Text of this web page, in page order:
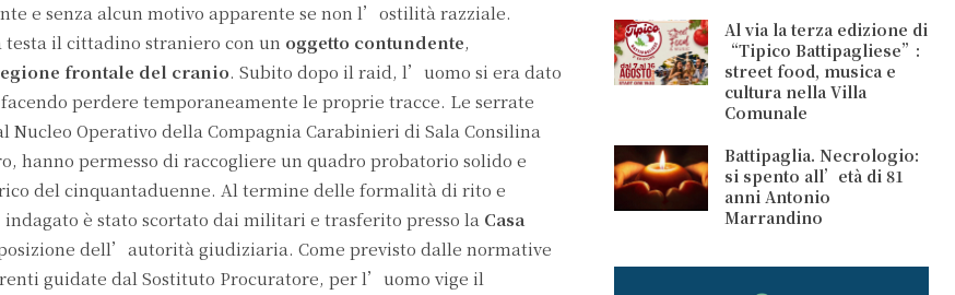
e senza alcun motivo apparente se non l’ostilità razziale.
il cittadino straniero con un oggetto contundente,
frontale del cranio. Subito dopo il raid, l’uomo si era dato
perdere temporaneamente le proprie tracce. Le serrate
Operativo della Compagnia Carabinieri di Sala Consilina
hanno permesso di raccogliere un quadro probatorio solido e
del cinquantaduenne. Al termine delle formalità di rito e
è stato scortato dai militari e trasferito presso la Casa
dell’autorità giudiziaria. Come previsto dalle normative
guidate dal Sostituto Procuratore, per l’uomo vige il
Al via la terza edizione di
“Tipico Battipagliese”:
street food, musica e
cultura nella Villa
Comunale
Battipaglia. Necrologio:
si spento all’età di 81
anni Antonio
Marrandino